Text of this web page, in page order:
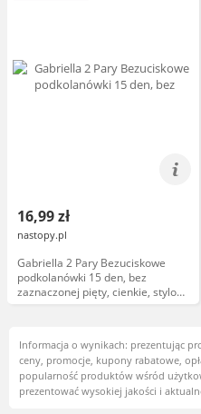
16,99 zł
nastopy.pl
Gabriella 2 Pary Bezuciskowe
podkolanówki 15 den, bez
zaznaczonej pięty, cienkie, stylowe
Rozmiar UNI Kolor neutro
Informacja o wynikach: prezentując
ceny, promocje, kupony rabatowe,
popularność produktów wśród
prezentować wysokiej jakości i